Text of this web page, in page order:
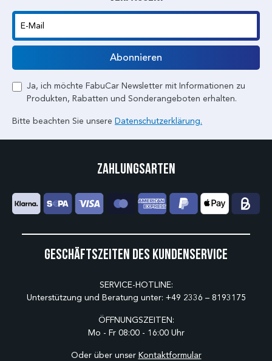
E-Mail
Abonnieren
Ja, ich möchte FabuCar Newsletter mit Informationen zu
Produkten, Rabatten und Sonderangeboten erhalten.
Bitte beachten Sie unsere Datenschutzerklärung.
Geschäftszeiten des Kundenservice
SERVICE-HOTLINE:
Unterstützung und Beratung unter: +49 2336 – 8193175
ÖFFNUNGSZEITEN:
Mo - Fr 08:00 - 16:00 Uhr
Oder über unser Kontaktformular
Zahlungsarten